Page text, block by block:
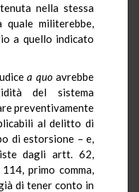
nella stessa
quale militerebbe,
a quello indicato
a quoavrebbe
del sistema
preventivamente
al delitto di
di estorsione – e,
dagli artt. 62,
primo comma,
di tener conto in